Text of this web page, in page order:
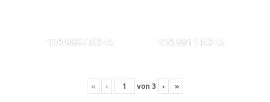
100 9897-KS+5 100 9911-KS+5
« ‹ von 3 › »